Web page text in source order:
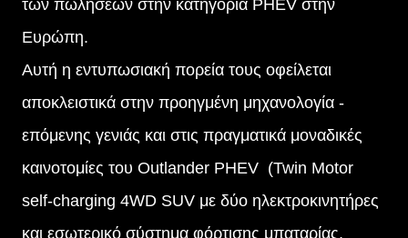
των πωλήσεων στην κατηγορία PHEV στην
Ευρώπη.
Αυτή η εντυπωσιακή πορεία τους οφείλεται
αποκλειστικά στην προηγμένη μηχανολογία -
επόμενης γενιάς και στις πραγματικά μοναδικές
καινοτομίες του Outlander PHEV (Twin Motor
self-charging 4WD SUV με δύο ηλεκτροκινητήρες
και εσωτερικό σύστημα φόρτισης μπαταρίας,